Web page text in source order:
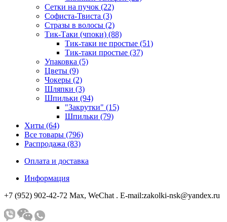
Сетки на пучок (22)
Софиста-Твиста (3)
Стразы в волосы (2)
Тик-Таки (чпоки) (88)
Тик-таки не простые (51)
Тик-таки простые (37)
Упаковка (5)
Цветы (9)
Чокеры (2)
Шляпки (3)
Шпильки (94)
"Закрутки" (15)
Шпильки (79)
Хиты (64)
Все товары (796)
Распродажа (83)
Оплата и доставка
Информация
+7 (952) 902-42-72 Мах, WeChat . E-mail:zakolki-nsk@yandex.ru